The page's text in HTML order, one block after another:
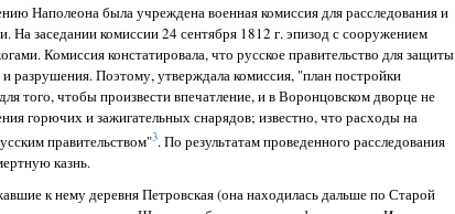
Наполеона была учреждена военная комиссия для расследования и
На заседании комиссии 24 сентября 1812 г. эпизод с сооружением
Комиссия констатировала, что русское правительство для защиты
разрушения. Поэтому, утверждала комиссия, "план постройки
того, чтобы произвести впечатление, и в Воронцовском дворце не
горючих и зажигательных снарядов; известно, что расходы на
правительством"3. По результатам проведенного расследования
казнь.
к нему деревня Петровская (она находилась дальше по Старой